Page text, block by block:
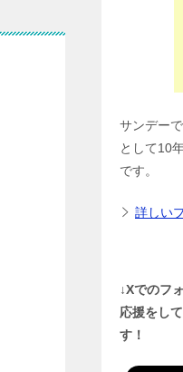
サンデー
として10
です。
詳しい
↓Xでのフ
応援をし
す！